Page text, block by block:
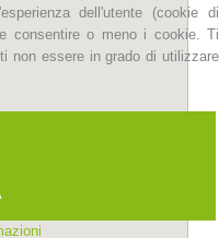
dell'utente (cookie di
consentire o meno i cookie. Ti
non essere in grado di utilizzare